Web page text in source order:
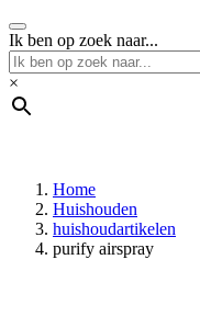
Ik ben op zoek naar...
×
Home
Huishouden
huishoudartikelen
purify airspray